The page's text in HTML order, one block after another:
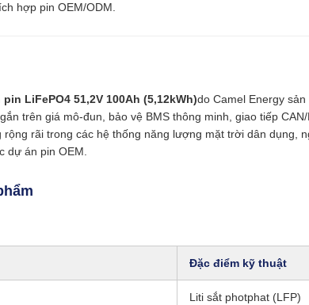
hợp pin OEM/ODM.
LiFePO4 51,2V 100Ah (5,12kWh)do Camel Energy
trên giá mô-đun, bảo vệ BMS thông minh, giao tiếp
rãi trong các hệ thống năng lượng mặt trời dân dụng,
dự án pin OEM.
Đặc điểm kỹ thuật
Liti sắt photphat (LFP)